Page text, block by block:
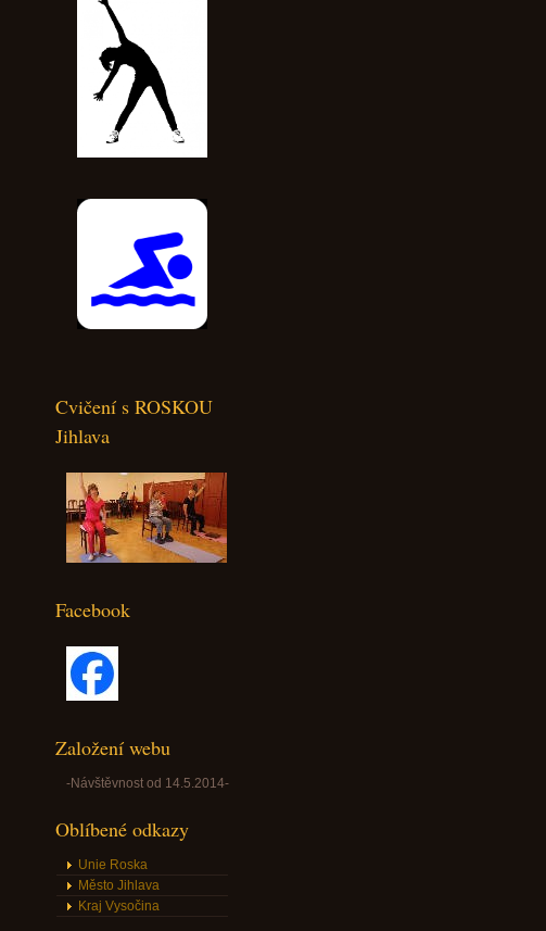
Cvičení s ROSKOU
Jihlava
Facebook
Založení webu
-Návštěvnost od 14.5.2014-
Oblíbené odkazy
Unie Roska
Město Jihlava
Kraj Vysočina